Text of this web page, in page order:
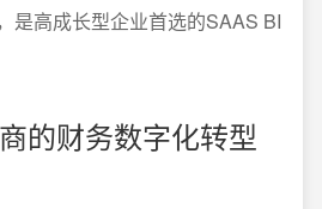
是高成长型企业首选的SAAS BI
的财务数字化转型